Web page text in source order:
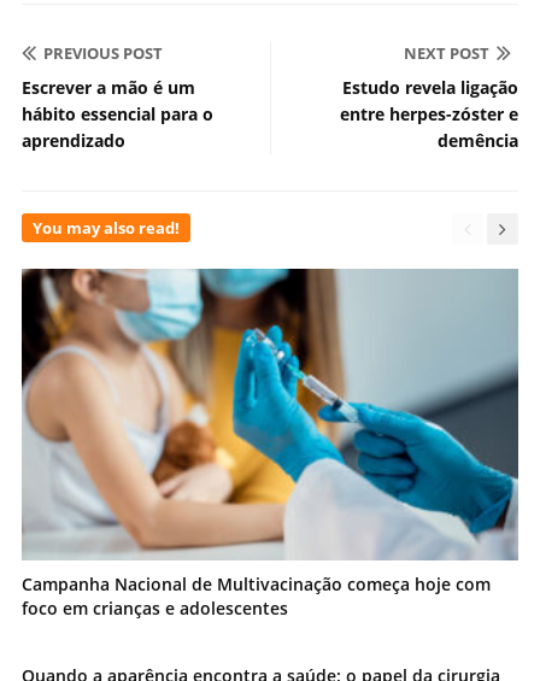
PREVIOUS POST
Escrever a mão é um
hábito essencial para o
aprendizado
NEXT POST
Estudo revela ligação
entre herpes-zóster e
demência
You may also read!
Campanha Nacional de Multivacinação começa hoje com
foco em crianças e adolescentes
Quando a aparência encontra a saúde: o papel da cirurgia